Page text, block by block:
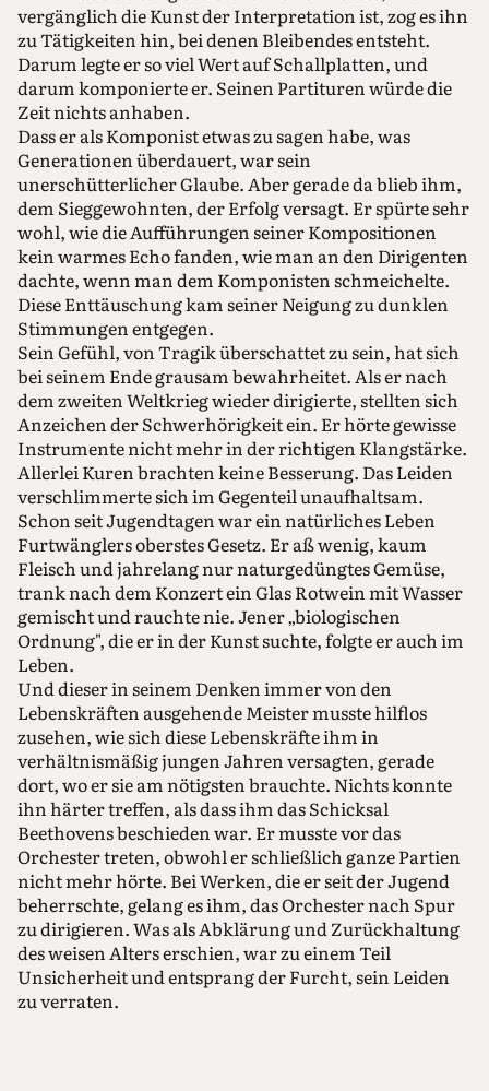
vergänglich die Kunst der Interpretation ist, zog es ihn
zu Tätigkeiten hin, bei denen Bleibendes entsteht.
Darum legte er so viel Wert auf Schallplatten, und
darum komponierte er. Seinen Partituren würde die
Zeit nichts anhaben.
Dass er als Komponist etwas zu sagen habe, was
Generationen überdauert, war sein
unerschütterlicher Glaube. Aber gerade da blieb ihm,
dem Sieggewohnten, der Erfolg versagt. Er spürte sehr
wohl, wie die Aufführungen seiner Kompositionen
kein warmes Echo fanden, wie man an den Dirigenten
dachte, wenn man dem Komponisten schmeichelte.
Diese Enttäuschung kam seiner Neigung zu dunklen
Stimmungen entgegen.
Sein Gefühl, von Tragik überschattet zu sein, hat sich
bei seinem Ende grausam bewahrheitet. Als er nach
dem zweiten Weltkrieg wieder dirigierte, stellten sich
Anzeichen der Schwerhörigkeit ein. Er hörte gewisse
Instrumente nicht mehr in der richtigen Klangstärke.
Allerlei Kuren brachten keine Besserung. Das Leiden
verschlimmerte sich im Gegenteil unaufhaltsam.
Schon seit Jugendtagen war ein natürliches Leben
Furtwänglers oberstes Gesetz. Er aß wenig, kaum
Fleisch und jahrelang nur naturgedüngtes Gemüse,
trank nach dem Konzert ein Glas Rotwein mit Wasser
gemischt und rauchte nie. Jener „biologischen
Ordnung", die er in der Kunst suchte, folgte er auch im
Leben.
Und dieser in seinem Denken immer von den
Lebenskräften ausgehende Meister musste hilflos
zusehen, wie sich diese Lebenskräfte ihm in
verhältnismäßig jungen Jahren versagten, gerade
dort, wo er sie am nötigsten brauchte. Nichts konnte
ihn härter treffen, als dass ihm das Schicksal
Beethovens beschieden war. Er musste vor das
Orchester treten, obwohl er schließlich ganze Partien
nicht mehr hörte. Bei Werken, die er seit der Jugend
beherrschte, gelang es ihm, das Orchester nach Spur
zu dirigieren. Was als Abklärung und Zurückhaltung
des weisen Alters erschien, war zu einem Teil
Unsicherheit und entsprang der Furcht, sein Leiden
zu verraten.